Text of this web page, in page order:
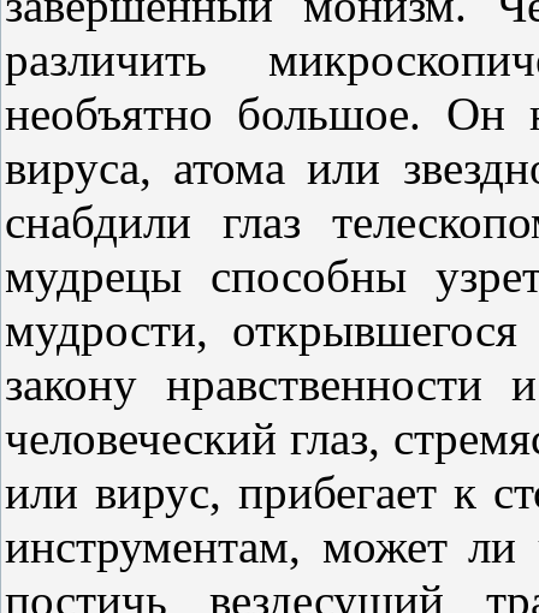
различить
необъятно большое. Он
вируса, атома или
снабдили глаз
мудрецы способны
мудрости,
закону
человеческий глаз,
или вирус, прибегает к
инструментам, может ли
постичь вездесущий